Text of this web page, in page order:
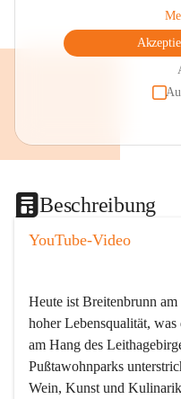
Beschreibung
YouTube-Video
Heute ist Breitenbrunn
hoher Lebensqualität,
am Hang des
Pußtawohnparks
Wein, Kunst und